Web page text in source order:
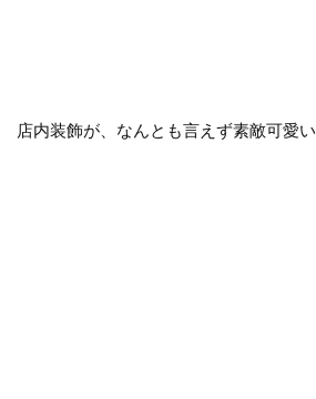
店内装飾が、なんとも言えず素敵可愛い